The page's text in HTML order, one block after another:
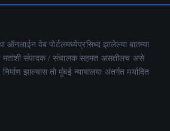
ऑनलाईन वेब पोर्टलमध्येप्रसिध्द झालेल्या बातम्या
मतांशी संपादक / संचालक सहमत असतीलच असे
झाल्यास तो मुंबई न्यायालया अंतर्गत मर्यादित